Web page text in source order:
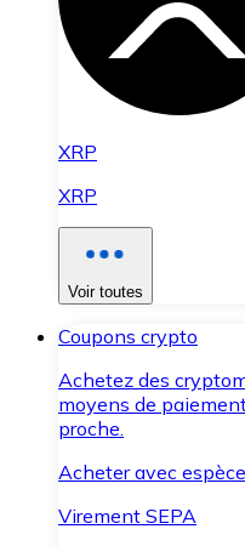
XRP
XRP
Voir toutes
Coupons crypto
Achetez des
moyens de
proche.
Acheter avec
Virement SEPA